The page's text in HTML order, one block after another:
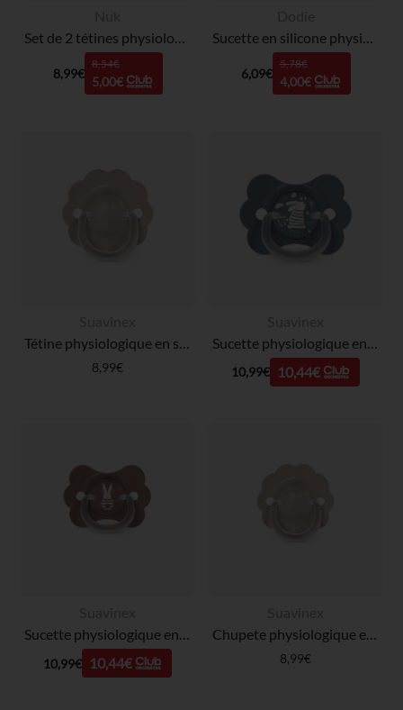
Set de 2 tétines physiologiques First Choice+ taille M 6-18 mois
8,99€
8,54€
5,00€
Sucette en silicone physiologique 0-6 mois (modèle aléatoire)
6,09€
5,78€
4,00€
8,99€ 10,99€ 10,44€
Sucette physiologique en silicone SX PRO Wonderland Papillon 6-18M décorée marron
10,99€ 10,44€
Chupete physiologique en silicone SX PRO Wonder 6-18M beige intense
8,99€